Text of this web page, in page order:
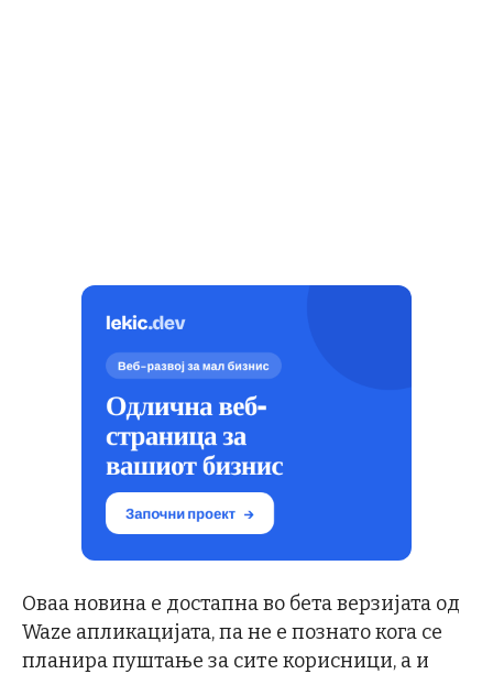
Оваа новина е достапна во бета верзијата од
Waze апликацијата, па не е познато кога се
планира пуштање за сите корисници, а и